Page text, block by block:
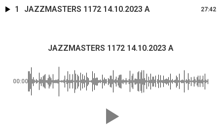
1 JAZZMASTERS 1172 14.10.2023 A 27:42
JAZZMASTERS 1172 14.10.2023 A
00:00